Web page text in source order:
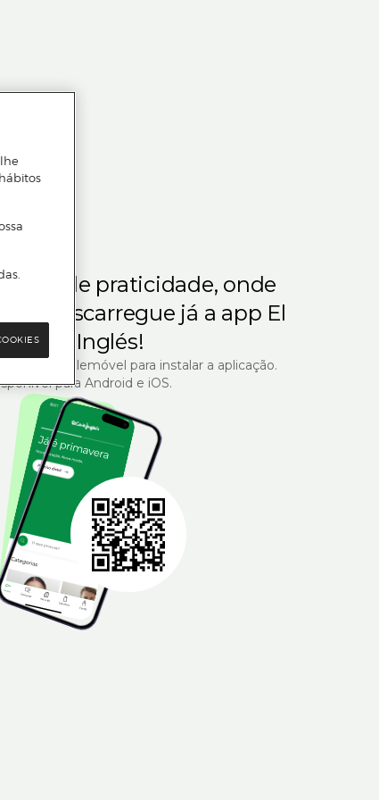
de praticidade, onde
Descarregue já a app El
Corte Inglés!
o seu telemóvel para instalar a aplicação.
para Android e iOS.